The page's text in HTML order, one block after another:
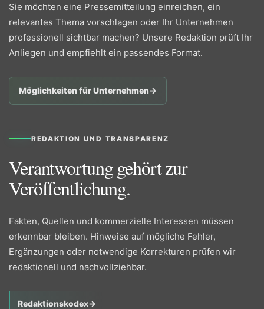
Sie möchten eine Pressemitteilung einreichen, ein
relevantes Thema vorschlagen oder Ihr Unternehmen
professionell sichtbar machen? Unsere Redaktion prüft Ihr
Anliegen und empfiehlt ein passendes Format.
Möglichkeiten für Unternehmen→
REDAKTION UND TRANSPARENZ
Verantwortung gehört zur
Veröffentlichung.
Fakten, Quellen und kommerzielle Interessen müssen
erkennbar bleiben. Hinweise auf mögliche Fehler,
Ergänzungen oder notwendige Korrekturen prüfen wir
redaktionell und nachvollziehbar.
Redaktionskodex→